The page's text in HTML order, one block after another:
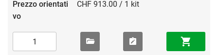
CHF 913.00 / 1 kit